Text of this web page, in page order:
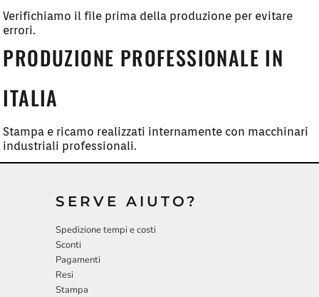
Verifichiamo il file prima della produzione per evitare
errori.
PRODUZIONE PROFESSIONALE IN
ITALIA
Stampa e ricamo realizzati internamente con macchinari
industriali professionali.
SERVE AIUTO?
Spedizione tempi e costi
Sconti
Pagamenti
Resi
Stampa